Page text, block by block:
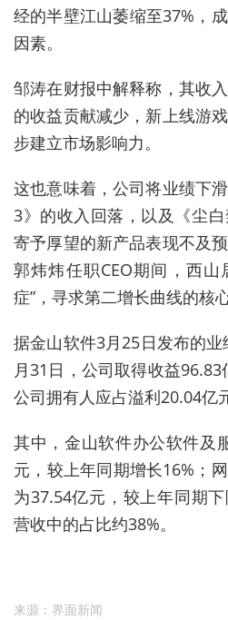
经的半壁江山萎缩至37% ，
因素。
邹涛在财报中解释称，其收
的收益贡献减少，新上线游
步建立市场影响力。
这也意味着，公司将业绩下
3》的收入回落，以及《尘
寄予厚望的新产品表现不及
郭炜炜任职CEO期间，西山
症”，寻求第二增长曲线的核心
据金山软件3月25日发布的
月31日，公司取得收益
公司拥有人应占溢利20.04亿
其中，金山软件办公软件及
元，较上年同期增长16%；
为37.54亿元，较上年同期
营收中的占比约38%。
来源：界面新闻